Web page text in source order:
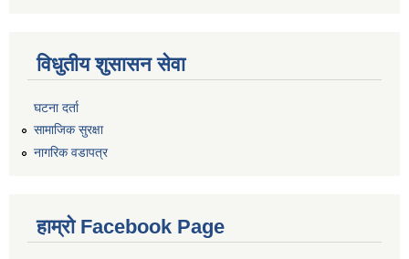
विधुतीय शुसासन सेवा
घटना दर्ता
सामाजिक सुरक्षा
नागरिक वडापत्र
हाम्रो Facebook Page